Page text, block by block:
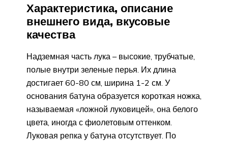
Характеристика, описание
внешнего вида, вкусовые
качества
Надземная часть лука – высокие, трубчатые,
полые внутри зеленые перья. Их длина
достигает 60-80 см, ширина 1-2 см. У
основания батуна образуется короткая ножка,
называемая «ложной луковицей», она белого
цвета, иногда с фиолетовым оттенком.
Луковая репка у батуна отсутствует. По